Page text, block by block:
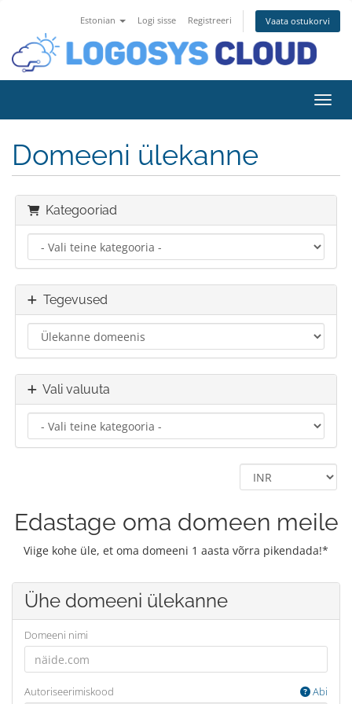
Estonian Logi sisse Registreeri Vaata ostukorvi
Domeeni ülekanne
Kategooriad
Tegevused
Vali valuuta
Edastage oma domeen meile
Viige kohe üle, et oma domeeni 1 aasta võrra pikendada!*
Ühe domeeni ülekanne
Domeeni nimi
Autoriseerimiskood Abi